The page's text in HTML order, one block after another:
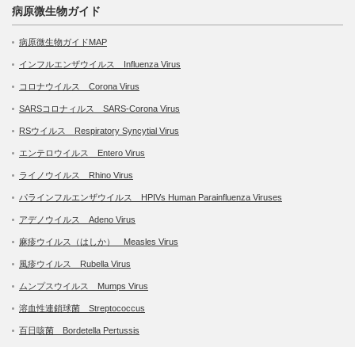
病原微生物ガイド
病原微生物ガイドMAP
インフルエンザウイルス Influenza Virus
コロナウイルス Corona Virus
SARSコロナィルス SARS-Corona Virus
RSウイルス Respiratory Syncytial Virus
エンテロウイルス Entero Virus
ライノウイルス Rhino Virus
パラインフルエンザウイルス HPIVs Human Parainfluenza Viruses
アデノウイルス Adeno Virus
麻疹ウイルス（はしか） Measles Virus
風疹ウイルス Rubella Virus
ムンプスウイルス Mumps Virus
溶血性連鎖球菌 Streptococcus
百日咳菌 Bordetella Pertussis